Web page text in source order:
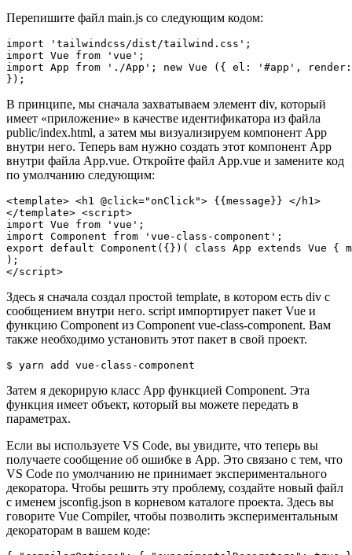
Перепишите файл main.js со следующим кодом:
import 'tailwindcss/dist/tailwind.css';
import Vue from 'vue';
import App from './App'; new Vue ({ el: '#app', render:
});
В принципе, мы сначала захватываем элемент div, который
имеет «приложение» в качестве идентификатора из файла
public/index.html, а затем мы визуализируем компонент App
внутри него. Теперь вам нужно создать этот компонент App
внутри файла App.vue. Откройте файл App.vue и замените код
по умолчанию следующим:
<template> <h1 @click="onClick"> {{message}} </h1>
</template> <script>
import Vue from 'vue';
import Component from 'vue-class-component';
export default Component({})( class App extends Vue
);
</script>
Здесь я сначала создал простой template, в котором есть div с
сообщением внутри него. script импортирует пакет Vue и
функцию Component из Component vue-class-component. Вам
также необходимо установить этот пакет в свой проект.
Затем я декорирую класс App функцией Component. Эта
функция имеет объект, который вы можете передать в
параметрах.
Если вы используете VS Code, вы увидите, что теперь вы
получаете сообщение об ошибке в App. Это связано с тем, что
VS Code по умолчанию не принимает экспериментального
декоратора. Чтобы решить эту проблему, создайте новый файл
с именем jsconfig.json в корневом каталоге проекта. Здесь вы
говорите Vue Compiler, чтобы позволить экспериментальным
декораторам в вашем коде: